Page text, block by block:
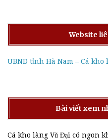
Website
UBND tỉnh Hà Nam – Cá kho
Bài viết xem
Cá kho làng Vũ Đại có ngon